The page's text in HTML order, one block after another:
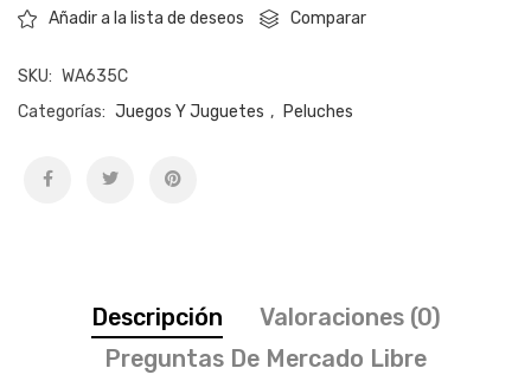
Añadir a la lista de deseos Comparar
SKU: WA635C
Categorías: Juegos Y Juguetes , Peluches
Descripción
Valoraciones (0)
Preguntas De Mercado Libre